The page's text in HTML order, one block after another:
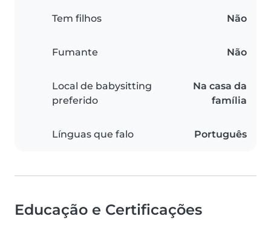
Tem filhos Não
Fumante Não
Local de babysitting
preferido
Na casa da
família
Línguas que falo Português
Educação e Certificações